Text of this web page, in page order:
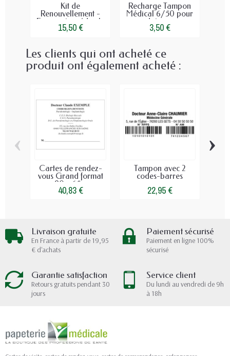
Kit de
Renouvellement -
Empreinte médicale
15,50 €
Recharge Tampon
Médical 6/50 pour
dateur...
3,50 €
Les clients qui ont acheté ce
produit ont également acheté :
Cartes de rendez-
vous Grand format
90 x 65...
40,83 €
Tampon avec 2
codes-barres
22,95 €
‹ ›
Livraison gratuite
En France à partir de 19,95
€ d'achats
Paiement sécurisé
Paiement en ligne 100%
sécurisé
Garantie satisfaction
Retours gratuits pendant 30
jours
Service client
Du lundi au vendredi de 9h
à 18h